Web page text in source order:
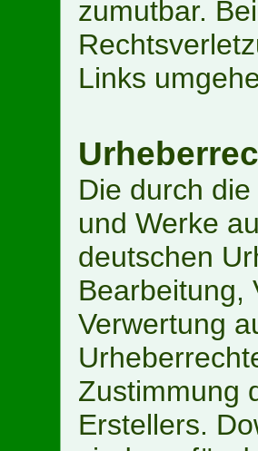
zumutbar.
Links
Die durch
und Werke
deutschen
Bearbeitung,
Verwertung
Zustimmung
Erstellers.